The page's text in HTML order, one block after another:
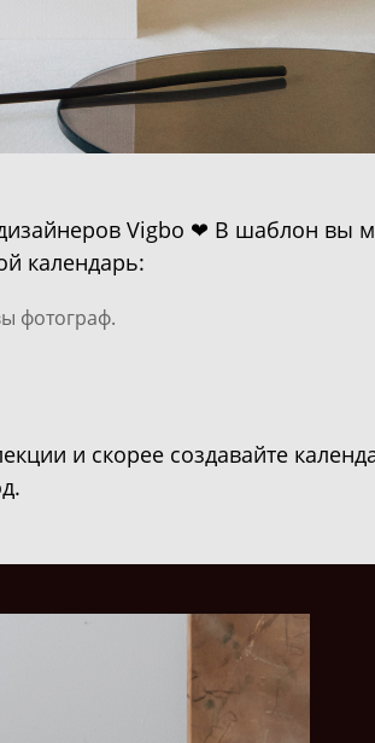
Vigbo ❤ В шаблон вы
календарь:
фотограф.
и скорее создавайте